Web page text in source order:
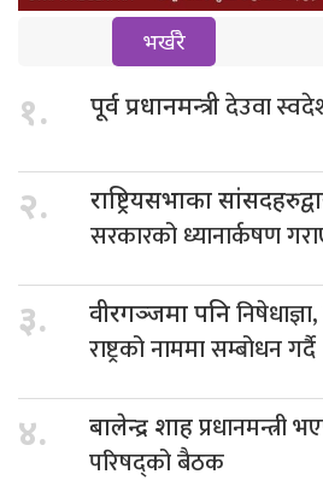
भर्खरै
१. पूर्व प्रधानमन्त्रीदेउवा
२. राष्ट्रियसभाका
सरकारको ध्यानार्कषण
३. वीरगञ्जमा पनि
राष्ट्रको नाममा सम्बोधन गर्दै
४. बालेन्द्र शाहप्रधानमन्त्री
परिषद्को बैठक